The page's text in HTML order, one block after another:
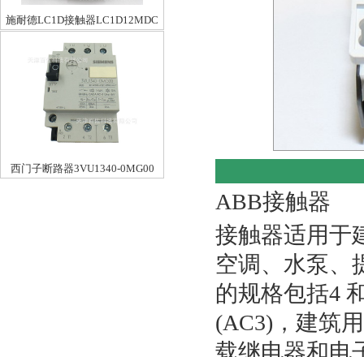
施耐德LC1D接触器LC1D12MDC
西门子断路器3VU1340-0MG00
ABB接触器
接触器适用于
空调、水泵、
的规格包括4
(AC3)，建筑
载继电器和电